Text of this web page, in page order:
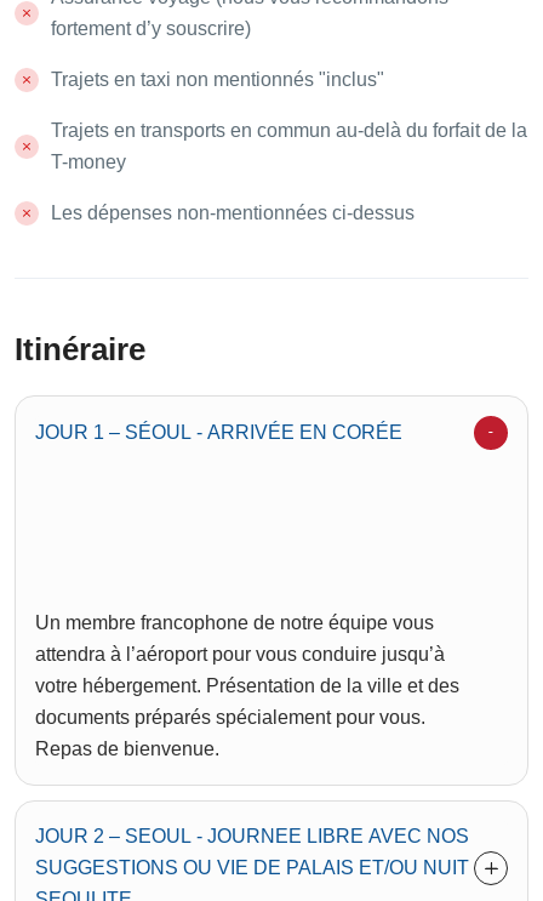
fortement d’y souscrire)
Trajets en taxi non mentionnés "inclus"
Trajets en transports en commun au-delà du forfait de la
T-money
Les dépenses non-mentionnées ci-dessus
Itinéraire
JOUR 1 – SÉOUL - ARRIVÉE EN CORÉE
Un membre francophone de notre équipe vous
attendra à l’aéroport pour vous conduire jusqu’à
votre hébergement. Présentation de la ville et des
documents préparés spécialement pour vous.
Repas de bienvenue.
JOUR 2 – SEOUL - JOURNEE LIBRE AVEC NOS
SUGGESTIONS OU VIE DE PALAIS ET/OU NUIT